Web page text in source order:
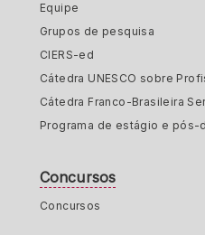
Equipe
Grupos de pesquisa
CIERS-ed
Cátedra UNESCO sobre
Cátedra Franco-Brasileira
Programa de estágio e pós-
Concursos
Concursos